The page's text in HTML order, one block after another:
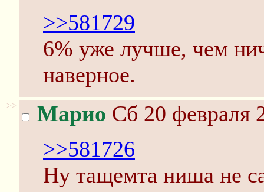
>>581729
6% уже лучше, чем
наверное.
>> Марио Сб 20 февраля
>>581726
Ну тащемта ниша не